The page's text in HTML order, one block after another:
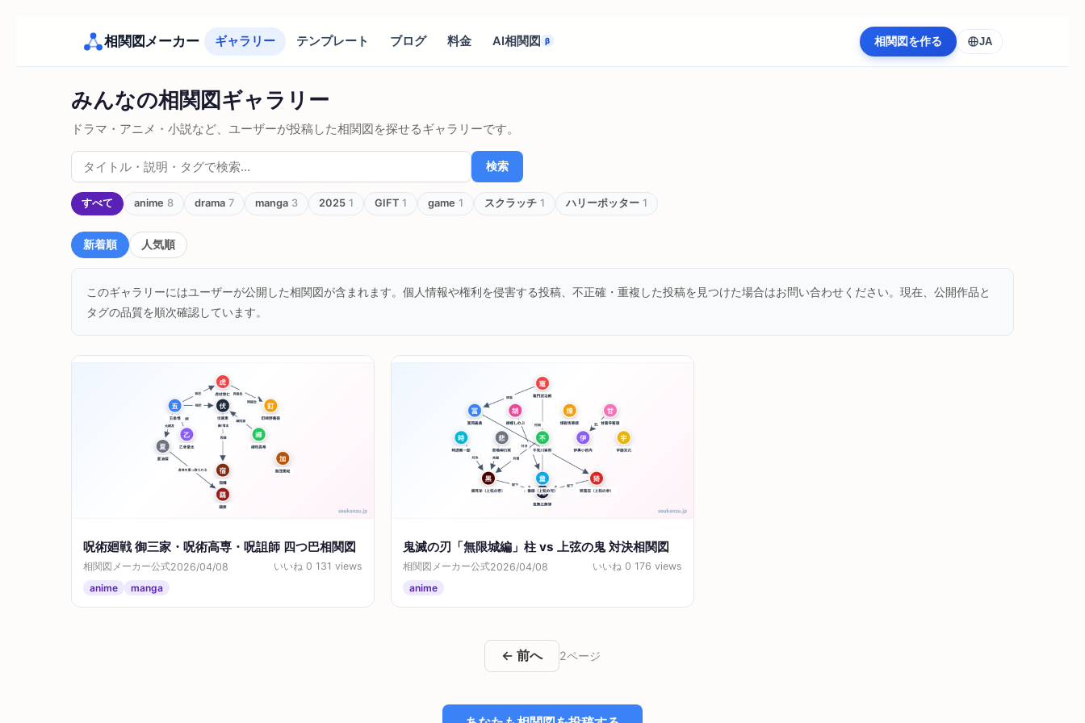
相関図メーカー ギャラリー テンプレート ブログ 料金 AI相関図 β 相関図を作る JA
みんなの相関図ギャラリー
ドラマ・アニメ・小説など、ユーザーが投稿した相関図を探せるギャラリーです。
検索
すべて anime 8 drama 7 manga 3 2025 1 GIFT 1 game 1 スクラッチ 1 ハリーポッター 1
新着順 人気順
このギャラリーにはユーザーが公開した相関図が含まれます。個人情報や権利を侵害する投稿、不正確・重複した投稿を見つけた場合はお問い合わせください。現在、公開作品と
タグの品質を順次確認しています。
呪術廻戦 御三家・呪術高専・呪詛師 四つ巴相関図
相関図メーカー公式2026/04/08 いいね 0 131 views
anime
manga
鬼滅の刃「無限城編」柱 vs 上弦の鬼 対決相関図
相関図メーカー公式2026/04/08 いいね 0 176 views
anime
← 前へ 2ページ